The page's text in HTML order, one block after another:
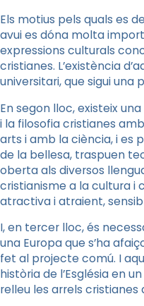
Els motius pels quals es
avui es dóna molta
expressions culturals
cristianes. L’existència
universitari, que sigui una
En segon lloc, existeix
i la filosofia cristianes
arts i amb la ciència, i es
de la bellesa, traspuen
oberta als diversos
cristianisme a la cultura i
atractiva i atraient,
I, en tercer lloc, és
una Europa que s’ha
fet al projecte comú. I
història de l’Església en
relleu les arrels